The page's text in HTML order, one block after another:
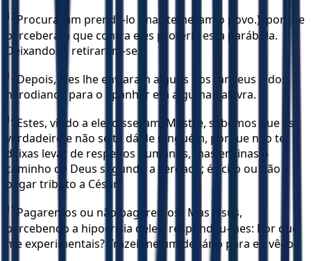
12 Procuravam prendê-lo (mas temeram o povo.), porque
perceberam que contra eles proferia esta parábola.
Deixando-o, retiraram-se.
13 Depois, eles lhe enviaram alguns dos fariseus e dos
herodianos para o apanhar em alguma palavra.
14 Estes, vindo a ele, disseram: Mestre, sabemos que és
verdadeiro e não se te dá de ninguém, porque não te
deixas levar de respeitos humanos, mas ensinas o
caminho de Deus segundo a verdade; é lícito ou não
pagar tributo a César?
15 Pagaremos ou não pagaremos? Mas Jesus,
percebendo a hipocrisia deles, respondeu-lhes: Por que
me experimentais? Trazei-me um denário para eu vê-lo.